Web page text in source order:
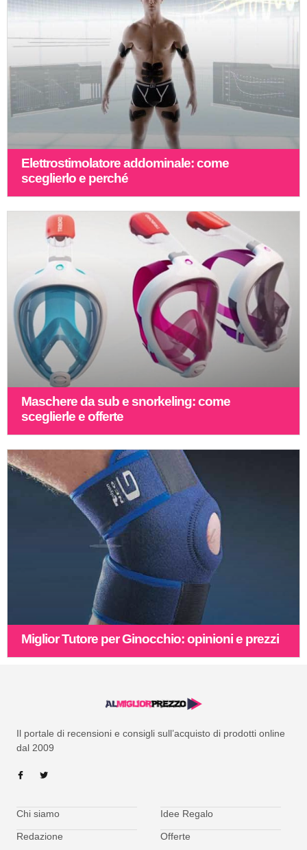
Elettrostimolatore addominale: come
sceglierlo e perché
Maschere da sub e snorkeling: come
sceglierle e offerte
Miglior Tutore per Ginocchio: opinioni e prezzi
Il portale di recensioni e consigli sull’acquisto di prodotti online
dal 2009
Chi siamo
Redazione
Idee Regalo
Offerte